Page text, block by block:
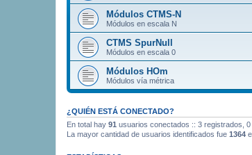
Módulos CTMS-N
Módulos en escala N
CTMS SpurNull
Módulos en escala 0
Módulos HOm
Módulos vía métrica
¿QUIÉN ESTÁ CONECTADO?
En total hay 91 usuarios conectados :: 3 registrados,
La mayor cantidad de usuarios identificados fue 1364